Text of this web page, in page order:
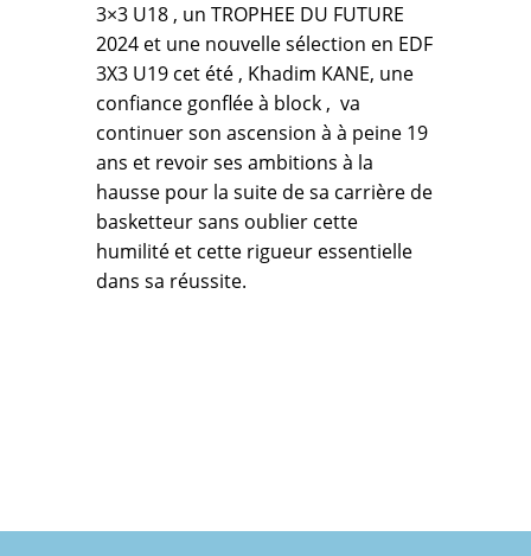
3×3 U18 , un TROPHEE DU FUTURE
2024 et une nouvelle sélection en EDF
3X3 U19 cet été , Khadim KANE, une
confiance gonflée à block , va
continuer son ascension à à peine 19
ans et revoir ses ambitions à la
hausse pour la suite de sa carrière de
basketteur sans oublier cette
humilité et cette rigueur essentielle
dans sa réussite.